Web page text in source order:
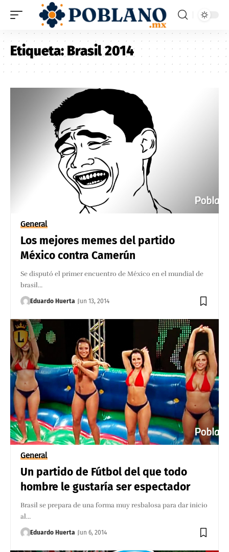
Etiqueta:Brasil 2014
General
Los mejores memes del partido
México contra Camerún
Se disputó el primer encuentro de México en el mundial de
brasil…
Eduardo Huerta Jun 13, 2014
General
Un partido de Fútbol del que todo
hombre le gustaría ser espectador
Brasil se prepara de una forma muy resbalosa para dar inicio
al…
Eduardo Huerta Jun 6, 2014